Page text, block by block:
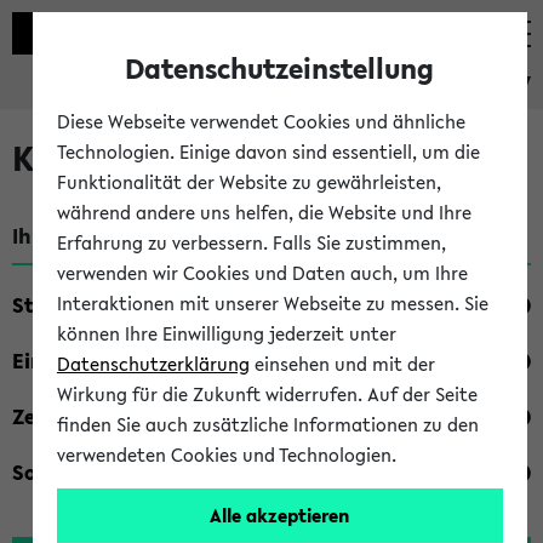
eKVV
Kombisuche im eKVV
Ihre Suchkriterien:
Studienfach
Einrichtung
Zeiten
Sonstiges
Datenschutzeinstellung
Diese Webseite verwendet Cookies und ähnliche
Technologien. Einige davon sind essentiell, um die
Funktionalität der Website zu gewährleisten,
während andere uns helfen, die Website und Ihre
Erfahrung zu verbessern. Falls Sie zustimmen,
verwenden wir Cookies und Daten auch, um Ihre
Interaktionen mit unserer Webseite zu messen. Sie
können Ihre Einwilligung jederzeit unter
Datenschutzerklärung einsehen und mit der
Wirkung für die Zukunft widerrufen. Auf der Seite
finden Sie auch zusätzliche Informationen zu den
verwendeten Cookies und Technologien.
Alle akzeptieren